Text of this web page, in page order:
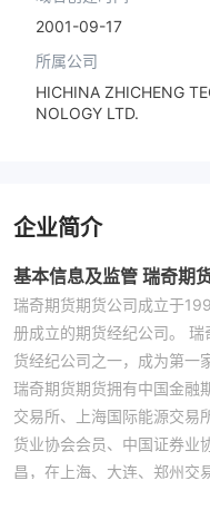
2001-09-17
所属公司
HICHINA ZHICHENG
NOLOGY LTD.
企业简介
基本信息及监管 瑞奇期
瑞奇期货期货公司成立于
册成立的期货经纪公司。
货经纪公司之一，成为第一
瑞奇期货期货拥有中国金融
交易所、上海国际能源交易
货业协会会员、中国证券业
昌，在上海、大连、郑州交